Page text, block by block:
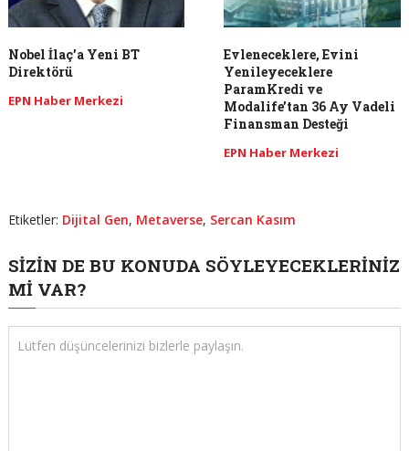
Nobel İlaç’a Yeni BT
Direktörü
EPN Haber Merkezi
Evleneceklere, Evini
Yenileyeceklere
ParamKredi ve
Modalife’tan 36 Ay Vadeli
Finansman Desteği
EPN Haber Merkezi
Etiketler: Dijital Gen, Metaverse, Sercan Kasım
SIZIN DE BU KONUDA SÖYLEYECEKLERINIZ
MI VAR?